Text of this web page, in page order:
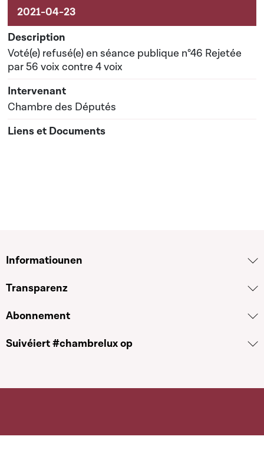
Voté(e) refusé(e) en séance publique n°46 Rejetée
par 56 voix contre 4 voix
Chambre des Députés
Informatiounen
Transparenz
Abonnement
Suivéiert #chambrelux op